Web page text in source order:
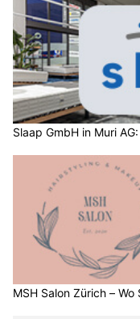
Slaap GmbH in Muri
MSH Salon Zürich –